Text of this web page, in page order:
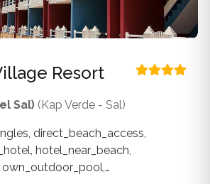
Resort
Sal) (Kap Verde - Sal)
direct_beach_access,
hotel_near_beach,
own_outdoor_pool,